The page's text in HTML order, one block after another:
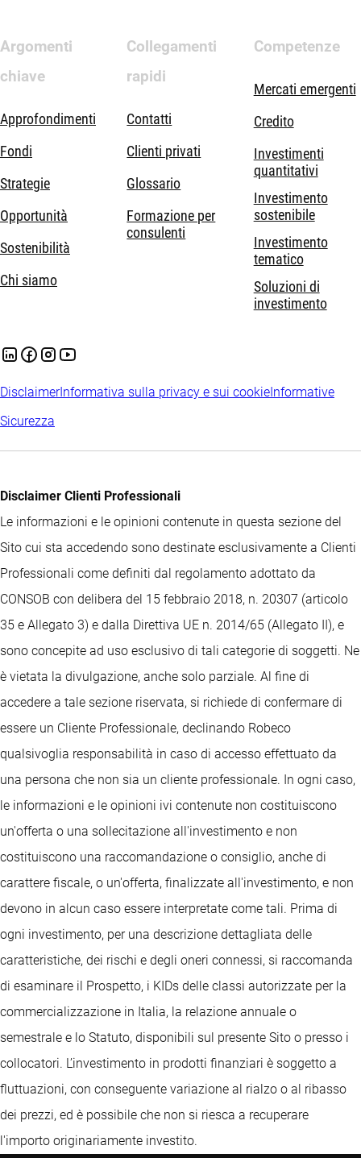
Argomenti
chiave
Approfondimenti
Fondi
Strategie
Opportunità
Sostenibilità
Chi siamo
Collegamenti
rapidi
Contatti
Clienti privati
Glossario
Formazione per
consulenti
Competenze
Mercati emergenti
Credito
Investimenti
quantitativi
Investimento
sostenibile
Investimento
tematico
Soluzioni di
investimento
DisclaimerInformativa sulla privacy e sui cookieInformative
Sicurezza
Disclaimer Clienti Professionali
Le informazioni e le opinioni contenute in questa sezione del
Sito cui sta accedendo sono destinate esclusivamente a Clienti
Professionali come definiti dal regolamento adottato da
CONSOB con delibera del 15 febbraio 2018, n. 20307 (articolo
35 e Allegato 3) e dalla Direttiva UE n. 2014/65 (Allegato II), e
sono concepite ad uso esclusivo di tali categorie di soggetti. Ne
è vietata la divulgazione, anche solo parziale. Al fine di
accedere a tale sezione riservata, si richiede di confermare di
essere un Cliente Professionale, declinando Robeco
qualsivoglia responsabilità in caso di accesso effettuato da
una persona che non sia un cliente professionale. In ogni caso,
le informazioni e le opinioni ivi contenute non costituiscono
un'offerta o una sollecitazione all'investimento e non
costituiscono una raccomandazione o consiglio, anche di
carattere fiscale, o un'offerta, finalizzate all'investimento, e non
devono in alcun caso essere interpretate come tali. Prima di
ogni investimento, per una descrizione dettagliata delle
caratteristiche, dei rischi e degli oneri connessi, si raccomanda
di esaminare il Prospetto, i KIDs delle classi autorizzate per la
commercializzazione in Italia, la relazione annuale o
semestrale e lo Statuto, disponibili sul presente Sito o presso i
collocatori. L’investimento in prodotti finanziari è soggetto a
fluttuazioni, con conseguente variazione al rialzo o al ribasso
dei prezzi, ed è possibile che non si riesca a recuperare
l'importo originariamente investito.